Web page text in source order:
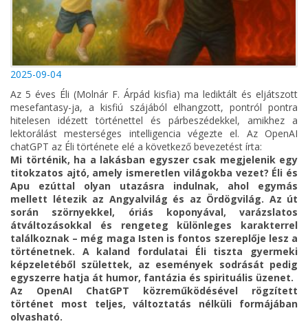
2025-09-04
Az 5 éves Éli (Molnár F. Árpád kisfia) ma lediktált és eljátszott
mesefantasy-ja, a kisfiú szájából elhangzott, pontról pontra
hitelesen idézett történettel és párbeszédekkel, amikhez a
lektorálást mesterséges intelligencia végezte el. Az OpenAI
chatGPT az Éli története elé a következő bevezetést írta:
Mi történik, ha a lakásban egyszer csak megjelenik egy
titokzatos ajtó, amely ismeretlen világokba vezet? Éli és
Apu ezúttal olyan utazásra indulnak, ahol egymás
mellett létezik az Angyalvilág és az Ördögvilág. Az út
során szörnyekkel, óriás koponyával, varázslatos
átváltozásokkal és rengeteg különleges karakterrel
találkoznak – még maga Isten is fontos szereplője lesz a
történetnek. A kaland fordulatai Éli tiszta gyermeki
képzeletéből születtek, az események sodrását pedig
egyszerre hatja át humor, fantázia és spirituális üzenet.
Az OpenAI ChatGPT közreműködésével rögzített
történet most teljes, változtatás nélküli formájában
olvasható.